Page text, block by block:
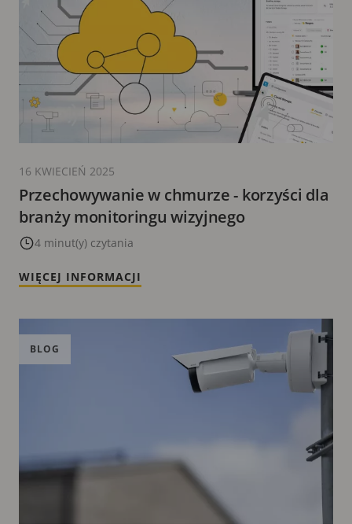
Przechowywanie w chmurze - korzyści dla
branży monitoringu wizyjnego
4 minut(y) czytania
16 KWIECIEŃ 2025
WIĘCEJ INFORMACJI
BLOG